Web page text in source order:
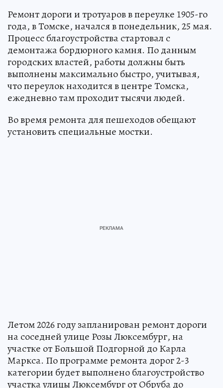
Ремонт дороги и тротуаров в переулке 1905-го
года, в Томске, начался в понедельник, 25 мая.
Процесс благоустройства стартовал с
демонтажа бордюрного камня. По данным
городских властей, работы должны быть
выполнены максимально быстро, учитывая,
что переулок находится в центре Томска,
ежедневно там проходит тысячи людей.
Во время ремонта для пешеходов обещают
установить специальные мостки.
Летом 2026 году запланирован ремонт дороги
на соседней улице Розы Люксембург, на
участке от Большой Подгорной до Карла
Маркса. По программе ремонта дорог 2-3
категории будет выполнено благоустройство
участка улицы Люксембург от Обруба до